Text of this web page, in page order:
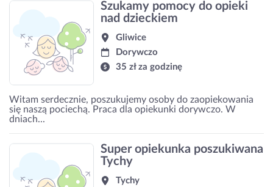
Szukamy pomocy do opieki
nad dzieckiem
Gliwice
Dorywczo
35 zł za godzinę
Witam serdecznie, poszukujemy osoby do zaopiekowania
się naszą pociechą. Praca dla opiekunki dorywczo. W
dniach...
Super opiekunka poszukiwana
Tychy
Tychy